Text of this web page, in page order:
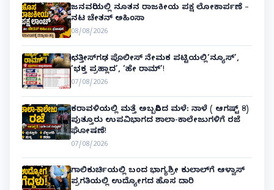
ಜನವರಿಯಲ್ಲಿ ನೂತನ ರಾಜಕೀಯ ಪಕ್ಷ ಲೋಕಾರ್ಪಣೆ –
ನಟ ಚೇತನ್ ಅಹಿಂಸಾ
08/08/2026
ಛತ್ತೀಸ್‌ಗಢ ಪೊಲೀಸ್ ನೇಮಕ ಪಟ್ಟಿಯಲ್ಲಿ‘ನ್ಯೂಸ್’,
‘ಭಕ್ತ ಪ್ರಹ್ಲಾದ’, ‘ಹೇ ರಾಮ್’!
07/08/2026
ಕರಾವಳಿಯಲ್ಲಿ ಮತ್ತೆ ಅಬ್ಬರಿಸಿದ ಮಳೆ: ನಾಳೆ ( ಆಗಷ್ಟ್ 8)
ಪುತ್ತೂರು ಉಪವಿಭಾಗದ ಶಾಲಾ-ಕಾಲೇಜುಗಳಿಗೆ ರಜೆ
ಘೋಷಣೆ!
07/08/2026
ಗಾಲಿಕುರ್ಚಿಯಲ್ಲಿ ಬಂದ ಭಾಗ್ಯಶ್ರೀ ಕುಲಾಲ್‌ಗೆ ಆಳ್ವಾಸ್
ಪ್ರಗತಿಯಲ್ಲಿ ಉದ್ಯೋಗದ ಹೊಸ ದಾರಿ